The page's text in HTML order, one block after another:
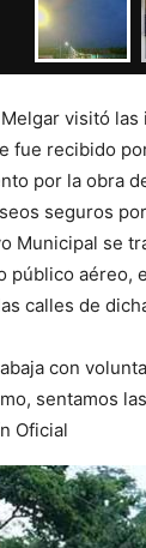
visitó
fue recibido
por la obra
seguros
Municipal se
público aéreo,
calles de
con
sentamos
Oficial